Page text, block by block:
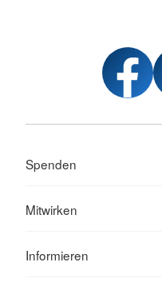
Spenden
Mitwirken
Informieren